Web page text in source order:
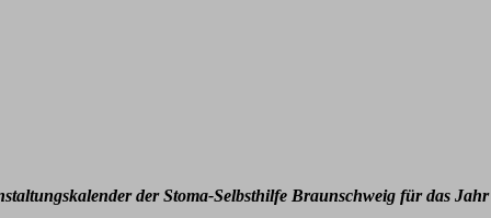
der Stoma-Selbsthilfe Braunschweig für das